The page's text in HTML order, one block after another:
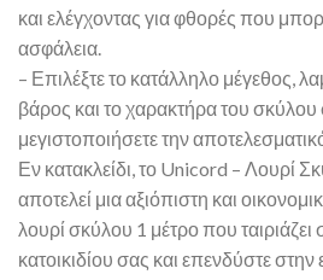
και ελέγχοντας για φθορές που
ασφάλεια.
– Επιλέξτε το κατάλληλο μέγεθος,
βάρος και το χαρακτήρα του
μεγιστοποιήσετε την
Εν κατακλείδι, το Unicord – Λουρί
αποτελεί μια αξιόπιστη και
λουρί σκύλου 1 μέτρο που ταιριάζει
κατοικιδίου σας και επενδύστε στην